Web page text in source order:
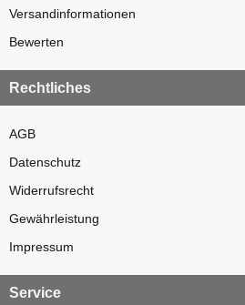
Versandinformationen
Bewerten
Rechtliches
AGB
Datenschutz
Widerrufsrecht
Gewährleistung
Impressum
Service